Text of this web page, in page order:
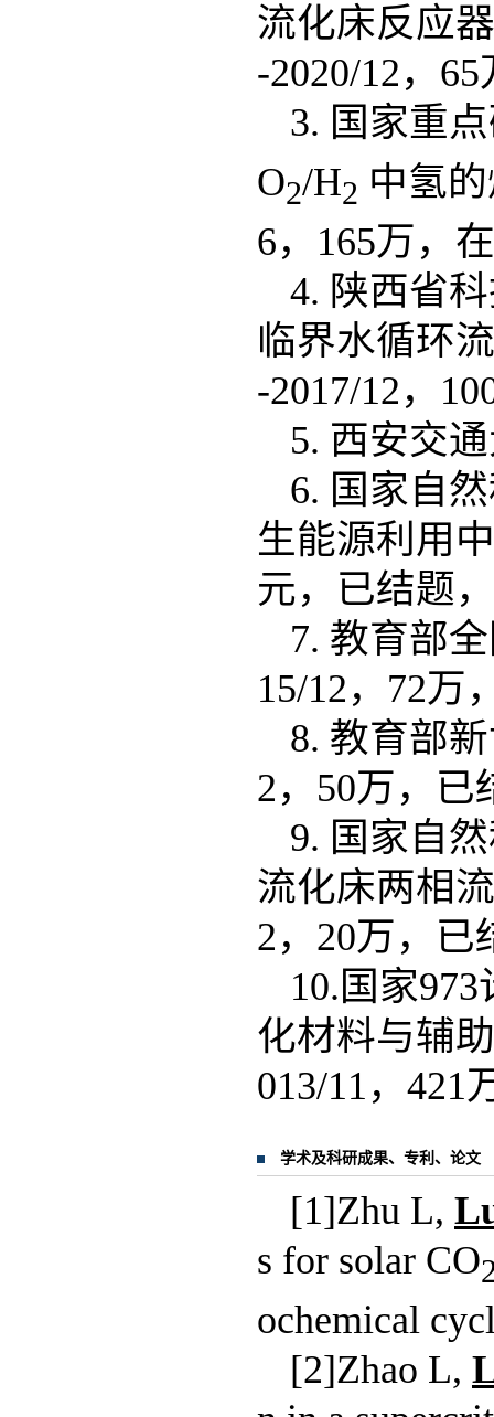
流化床反应
-2020/12，
3. 国家重
O2/H2 中氢
6，165万，
4. 陕西省
临界水循环
-2017/12，
5. 西安交
6. 国家自
生能源利用
元，已结题
7. 教育部
15/12，72万
8. 教育部
2，50万，已
9. 国家自
流化床两相
2，20万，已
10.国家
化材料与辅
013/11，421
学术及科研成果、专利、论文
[1]Zhu L,
s for solar CO
ochemical
[2]Zhao L,